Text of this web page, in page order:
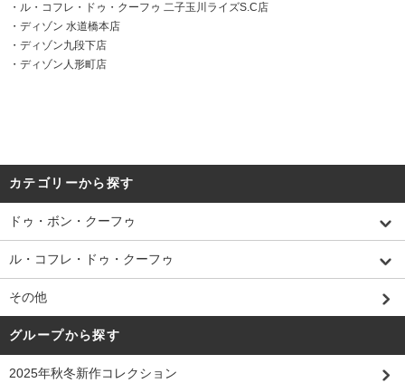
・ ル・コフレ・ドゥ・クーフゥ 二子玉川ライズS.C店
・ ディゾン 水道橋本店
・ ディゾン九段下店
・ ディゾン人形町店
カテゴリーから探す
ドゥ・ボン・クーフゥ
ル・コフレ・ドゥ・クーフゥ
その他
グループから探す
2025年秋冬新作コレクション